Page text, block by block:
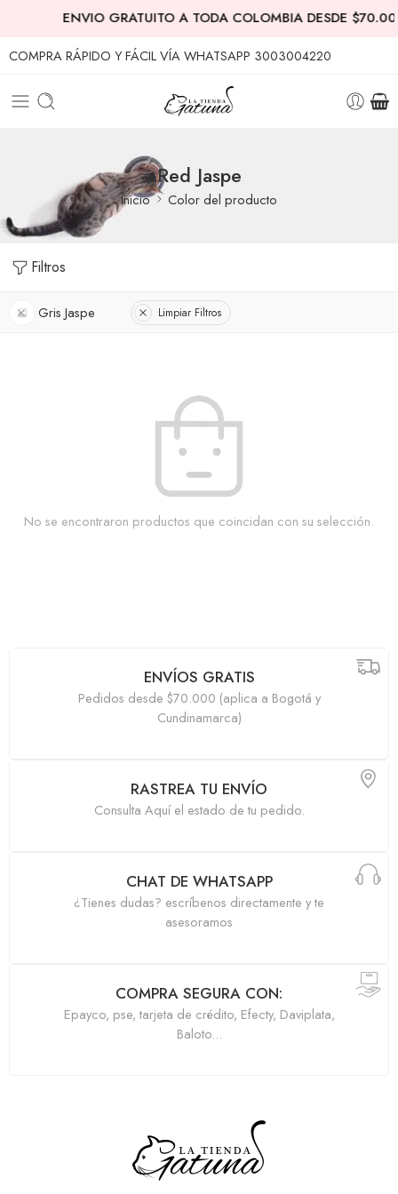
ENVIO GRATUITO A TODA COLOMBIA DESDE $70.000
COMPRA RÁPIDO Y FÁCIL VÍA WHATSAPP 3003004220
Red Jaspe
Inicio Color del producto
Filtros
Gris Jaspe Limpiar Filtros
No se encontraron productos que coincidan con su selección.
ENVÍOS GRATIS
Pedidos desde $70.000 (aplica a Bogotá y
Cundinamarca)
RASTREA TU ENVÍO
Consulta Aquí el estado de tu pedido.
CHAT DE WHATSAPP
¿Tienes dudas? escríbenos directamente y te
asesoramos
COMPRA SEGURA CON:
Epayco, pse, tarjeta de crédito, Efecty, Daviplata,
Baloto...